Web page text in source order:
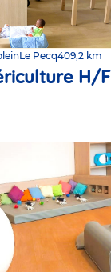
Le Pecq409,2 km
H/F